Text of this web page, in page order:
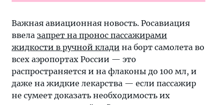
Важная авиационная новость. Росавиация
ввела запрет на пронос пассажирами
жидкости в ручной клади на борт самолета во
всех аэропортах России — это
распространяется и на флаконы до 100 мл, и
даже на жидкие лекарства — если пассажир
не сумеет доказать необходимость их